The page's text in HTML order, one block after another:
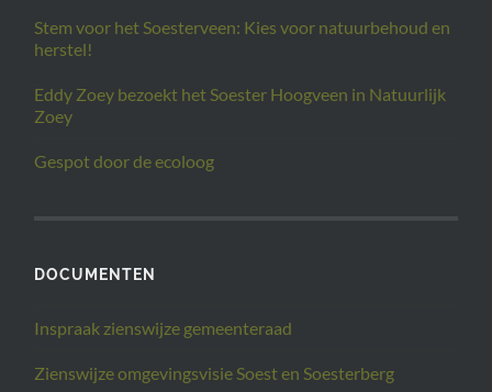
Stem voor het Soesterveen: Kies voor natuurbehoud en
herstel!
Eddy Zoey bezoekt het Soester Hoogveen in Natuurlijk
Zoey
Gespot door de ecoloog
DOCUMENTEN
Inspraak zienswijze gemeenteraad
Zienswijze omgevingsvisie Soest en Soesterberg